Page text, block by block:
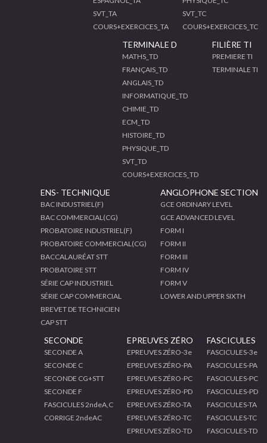
SVT_TA
COURS+EXERCICES_TA
SVT_TC
COURS+EXERCICES_TC
TERMINALE D
MATHS_TD
FRANÇAIS_TD
ANGLAIS_TD
INFORMATIQUE_TD
CHIMIE_TD
ECM_TD
HISTOIRE_TD
PHYSIQUE_TD
SVT_TD
COURS+EXERCICES_TD
FILIÈRE TI
PREMIERE TI
TERMINALE TI
ENS- TECHNIQUE
BAC INDUSTRIEL(F)
BAC COMMERCIAL(CG)
PROBATOIRE INDUSTRIEL(F)
PROBATOIRE COMMERCIAL(CG)
BACCALAURÉAT STT
PROBATOIRE STT
SÉRIE CAP INDUSTRIEL
SÉRIE CAP COMMERCIAL
BREVET DE TECHNICIEN
CAP STT
ANGLOPHONE SECTION
GCE ORDINARY LEVEL
GCE ADVANCED LEVEL
FORM I
FORM II
FORM III
FORM IV
FORM V
LOWER AND UPPER SIXTH
SECONDE
SECONDE A
SECONDE C
SECONDE CG+STT
SECONDE F
FASCICULES 2ndeA,C
CORRIGE 2ndeAC
EPREUVES ZÉRO
EPREUVES ZÉRO-3e
EPREUVES ZÉRO-PA
EPREUVES ZÉRO-PC
EPREUVES ZÉRO-PD
EPREUVES ZÉRO-TA
EPREUVES ZÉRO-TC
EPREUVES ZÉRO-TD
FASCICULES
FASCICULES-3e
FASCICULES-PA
FASCICULES-PC
FASCICULES-PD
FASCICULES-TA
FASCICULES-TC
FASCICULES-TD